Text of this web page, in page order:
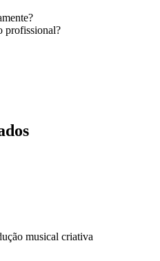
profissional?
musical criativa